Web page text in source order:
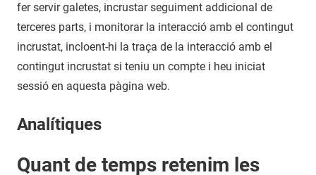
fer servir galetes, incrustar seguiment addicional de
terceres parts, i monitorar la interacció amb el contingut
incrustat, incloent-hi la traça de la interacció amb el
contingut incrustat si teniu un compte i heu iniciat
sessió en aquesta pàgina web.
Analítiques
Quant de temps retenim les